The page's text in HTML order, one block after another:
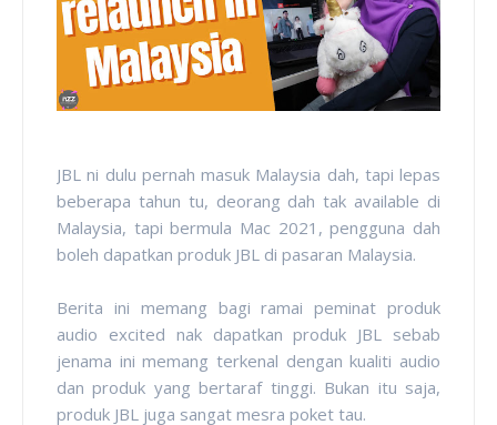
JBL ni dulu pernah masuk Malaysia dah, tapi lepas
beberapa tahun tu, deorang dah tak available di
Malaysia, tapi bermula Mac 2021, pengguna dah
boleh dapatkan produk JBL di pasaran Malaysia.
Berita ini memang bagi ramai peminat produk
audio excited nak dapatkan produk JBL sebab
jenama ini memang terkenal dengan kualiti audio
dan produk yang bertaraf tinggi. Bukan itu saja,
produk JBL juga sangat mesra poket tau.